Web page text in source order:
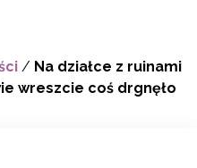
/ Na działce z ruinami
wreszcie coś drgnęło